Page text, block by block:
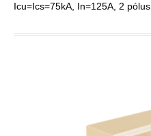
Icu=Ics=75kA, In=125A, 2 pólus